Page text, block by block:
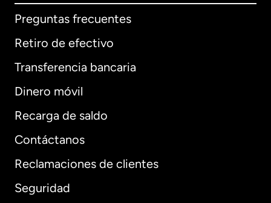
Preguntas frecuentes
Retiro de efectivo
Transferencia bancaria
Dinero móvil
Recarga de saldo
Contáctanos
Reclamaciones de clientes
Seguridad